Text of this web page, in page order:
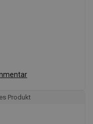
Produkt